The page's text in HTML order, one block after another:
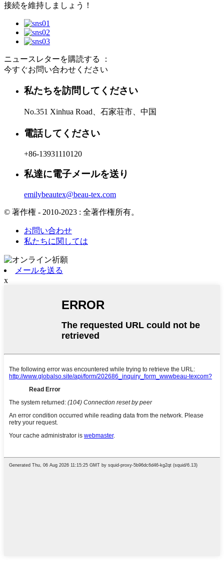
接続を維持しましょう！
ニュースレターを購読する ：
今すぐお問い合わせください
私たちを訪問してください
No.351 Xinhua Road、石家荘市、中国
電話してください
+86-13931110120
私達に電子メールを送り
emilybeautex@beau-tex.com
© 著作権 - 2010-2023 : 全著作権所有。
お問い合わせ
私たちに関しては
メールを送る
x